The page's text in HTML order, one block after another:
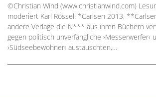
©Christian Wind (www.christianwind.com)
moderiert Karl Rössel. *Carlsen 2013,
andere Verlage die N*** aus ihren Büchern
gegen politisch unverfängliche ›Messerwerfer‹
›Südseebewohner‹ austauschten,…